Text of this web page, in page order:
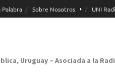
Sobre Nosotros UNI
Uruguay – Asociada a la